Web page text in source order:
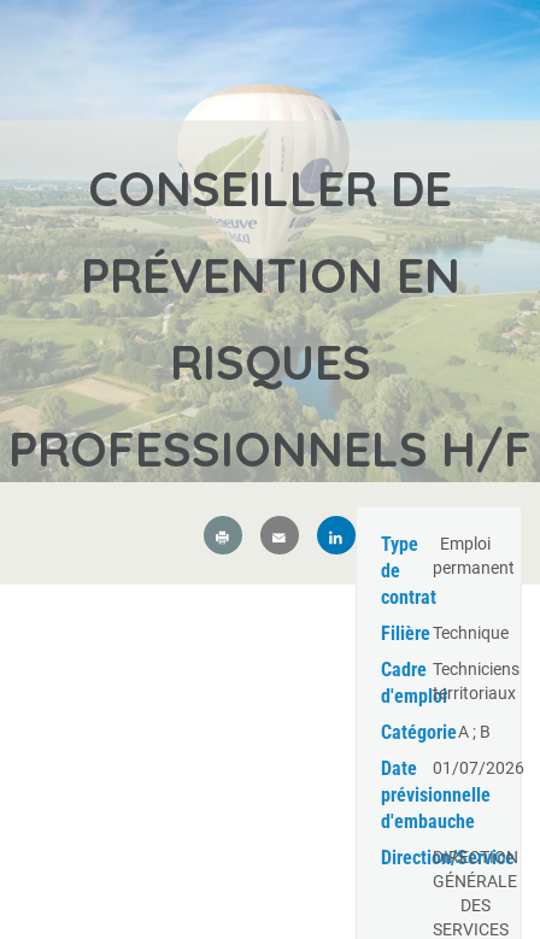
CONSEILLER DE
PRÉVENTION EN
RISQUES
PROFESSIONNELS H/F
Type
de
contrat
Emploi
permanent
FilièreTechnique
Cadre
d'emploi
Techniciens
territoriaux
CatégorieA ; B
Date
prévisionnelle
d'embauche
01/07/2026
Direction/Service
DIRECTION
GÉNÉRALE
DES
SERVICES